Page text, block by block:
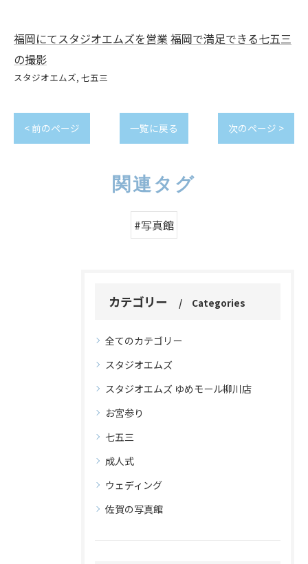
福岡にてスタジオエムズを営業 福岡で満足できる七五三
の撮影
スタジオエムズ 七五三
< 前のページ 一覧に戻る 次のページ >
関連タグ
#写真館
カテゴリー Categories
全てのカテゴリー
スタジオエムズ
スタジオエムズ ゆめモール柳川店
お宮参り
七五三
成人式
ウェディング
佐賀の写真館